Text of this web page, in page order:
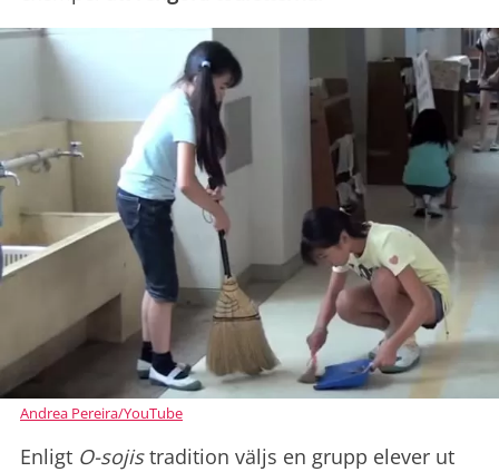
Andrea Pereira/YouTube
Enligt O-sojistradition väljs en grupp elever ut